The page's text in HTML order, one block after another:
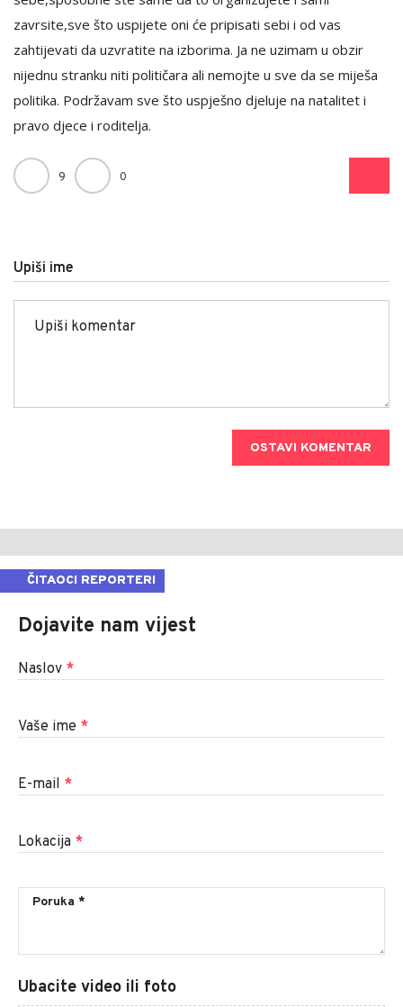
zavrsite,sve što uspijete oni će pripisati sebi i od vas
zahtijevati da uzvratite na izborima. Ja ne uzimam u obzir
nijednu stranku niti političara ali nemojte u sve da se miješa
politika. Podržavam sve što uspješno djeluje na natalitet i
pravo djece i roditelja.
9 0
Upiši ime
OSTAVI KOMENTAR
ČITAOCI REPORTERI
Dojavite nam vijest
Naslov *
Vaše ime *
E-mail *
Lokacija *
Ubacite video ili foto